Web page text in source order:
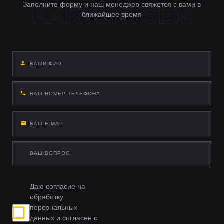
Заполните форму и наш менеджер свяжется с вами в
ближайшее время
Даю согласие на
обработку
персональных
данных и согласен с